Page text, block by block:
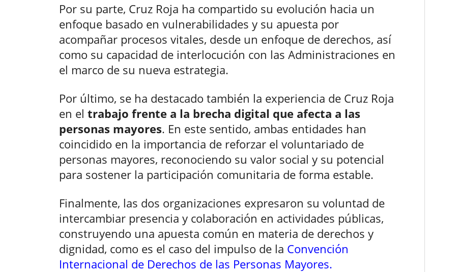
Por su parte, Cruz Roja ha compartido su evolución hacia un
enfoque basado en vulnerabilidades y su apuesta por
acompañar procesos vitales, desde un enfoque de derechos, así
como su capacidad de interlocución con las Administraciones en
el marco de su nueva estrategia.
Por último, se ha destacado también la experiencia de Cruz Roja
en el trabajo frente a la brecha digital que afecta a las
personas mayores. En este sentido, ambas entidades han
coincidido en la importancia de reforzar el voluntariado de
personas mayores, reconociendo su valor social y su potencial
para sostener la participación comunitaria de forma estable.
Finalmente, las dos organizaciones expresaron su voluntad de
intercambiar presencia y colaboración en actividades públicas,
construyendo una apuesta común en materia de derechos y
dignidad, como es el caso del impulso de la Convención
Internacional de Derechos de las Personas Mayores.